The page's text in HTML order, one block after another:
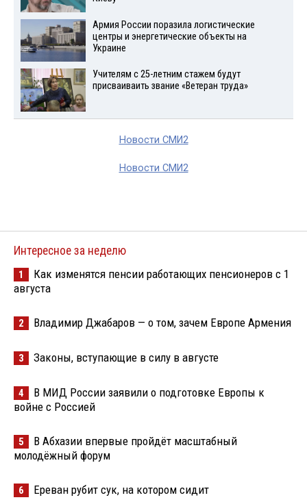
Армия России поразила логистические
центры и энергетические объекты на
Украине
Учителям с 25-летним стажем будут
присваиваить звание «Ветеран труда»
Новости СМИ2
Новости СМИ2
Интересное за неделю
1
Как изменятся пенсии работающих пенсионеров с 1
августа
2 Владимир Джабаров — о том, зачем Европе Армения
3 Законы, вступающие в силу в августе
4
В МИД России заявили о подготовке Европы к
войне с Россией
5
В Абхазии впервые пройдёт масштабный
молодёжный форум
6 Ереван рубит сук, на котором сидит